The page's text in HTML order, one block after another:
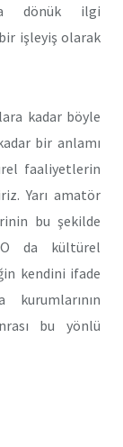
dönük ilgi
işleyiş olarak
kadar böyle
bir anlamı
faaliyetlerin
Yarı amatör
bu şekilde
O da kültürel
kendini ifade
bu yönlü